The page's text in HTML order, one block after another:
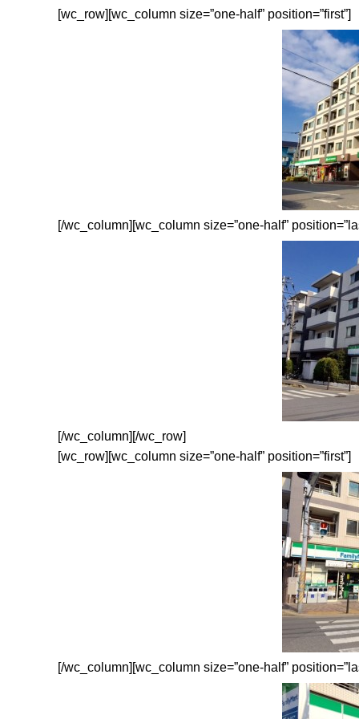
[wc_row][wc_column size=”one-half” position=”first”]
[/wc_column][wc_column size=”one-half”
[/wc_column][/wc_row]
[wc_row][wc_column size=”one-half” position=”first”]
[/wc_column][wc_column size=”one-half”